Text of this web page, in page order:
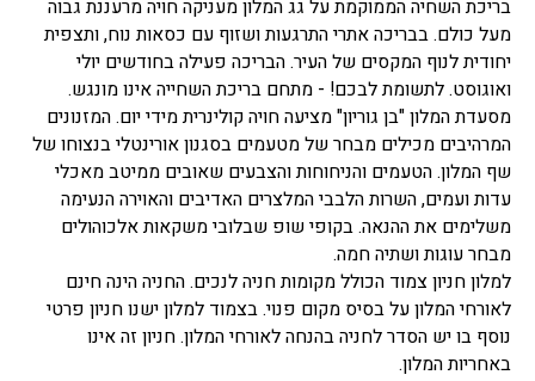
בריכת השחיה הממוקמת על גג המלון מעניקה חויה מרעננת גבוה
מעל כולם. בבריכה אתרי התרגעות ושזוף עם כסאות נוח, ותצפית
יחודית לנוף המקסים של העיר. הבריכה פעילה בחודשים יולי
ואוגוסט. לתשומת לבכם! - מתחם בריכת השחייה אינו מונגש.
מסעדת המלון "בן גוריון" מציעה חויה קולינרית מידי יום. המזנונים
המרהיבים מכילים מבחר של מטעמים בסגנון אורינטלי בנצוחו של
שף המלון. הטעמים והניחוחות והצבעים שאובים ממיטב מאכלי
עדות ועמים, השרות הלבבי המלצרים האדיבים והאוירה הנעימה
משלימים את ההנאה. בקופי שופ שבלובי משקאות אלכוהולים
מבחר עוגות ושתיה חמה.
למלון חניון צמוד הכולל מקומות חניה לנכים. החניה הינה חינם
לאורחי המלון על בסיס מקום פנוי. בצמוד למלון ישנו חניון פרטי
נוסף בו יש הסדר לחניה בהנחה לאורחי המלון. חניון זה אינו
באחריות המלון.